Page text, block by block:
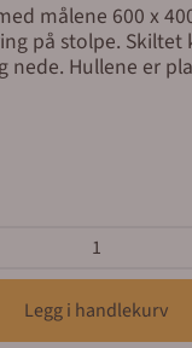
målene 600 x
kommer med 2
nede. Hullene er
hulleavstand på 80
opprettholde
i offentlige
effektiv måte.
eller
Nødskilt med teksten